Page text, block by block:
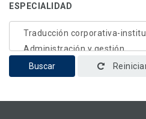
ESPECIALIDAD
Buscar